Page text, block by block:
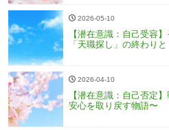
2026-05-10
【潜在意識：自己受容
「天職探し」の終わり
2026-04-10
【潜在意識：自己否定
安心を取り戻す物語〜